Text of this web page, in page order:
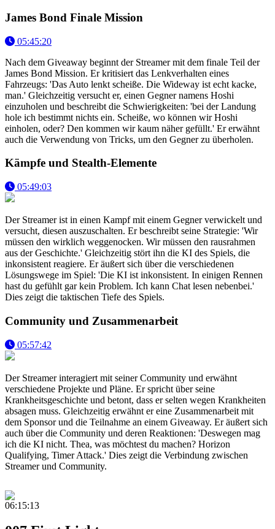
James Bond Finale Mission
05:45:20
Nach dem Giveaway beginnt der Streamer mit dem finale Teil der
James Bond Mission. Er kritisiert das Lenkverhalten eines
Fahrzeugs: 'Das Auto lenkt scheiße. Die Wideway ist echt kacke,
man.' Gleichzeitig versucht er, einen Gegner namens Hoshi
einzuholen und beschreibt die Schwierigkeiten: 'bei der Landung
hole ich bestimmt nichts ein. Scheiße, wo können wir Hoshi
einholen, oder? Den kommen wir kaum näher gefüllt.' Er erwähnt
auch die Verwendung von Tricks, um den Gegner zu überholen.
Kämpfe und Stealth-Elemente
05:49:03
Der Streamer ist in einen Kampf mit einem Gegner verwickelt und
versucht, diesen auszuschalten. Er beschreibt seine Strategie: 'Wir
müssen den wirklich weggenocken. Wir müssen den rausrahmen
aus der Geschichte.' Gleichzeitig stört ihn die KI des Spiels, die
inkonsistent reagiere. Er äußert sich über die verschiedenen
Lösungswege im Spiel: 'Die KI ist inkonsistent. In einigen Rennen
hast du gefühlt gar kein Problem. Ich kann Chat lesen nebenbei.'
Dies zeigt die taktischen Tiefe des Spiels.
Community und Zusammenarbeit
05:57:42
Der Streamer interagiert mit seiner Community und erwähnt
verschiedene Projekte und Pläne. Er spricht über seine
Krankheitsgeschichte und betont, dass er selten wegen Krankheiten
absagen muss. Gleichzeitig erwähnt er eine Zusammenarbeit mit
dem Sponsor und die Teilnahme an einem Giveaway. Er äußert sich
auch über die Community und deren Reaktionen: 'Deswegen mag
ich die KI nicht. Thea, was möchtest du machen? Horizon
Qualifying, Timer Attack.' Dies zeigt die Verbindung zwischen
Streamer und Community.
06:15:13